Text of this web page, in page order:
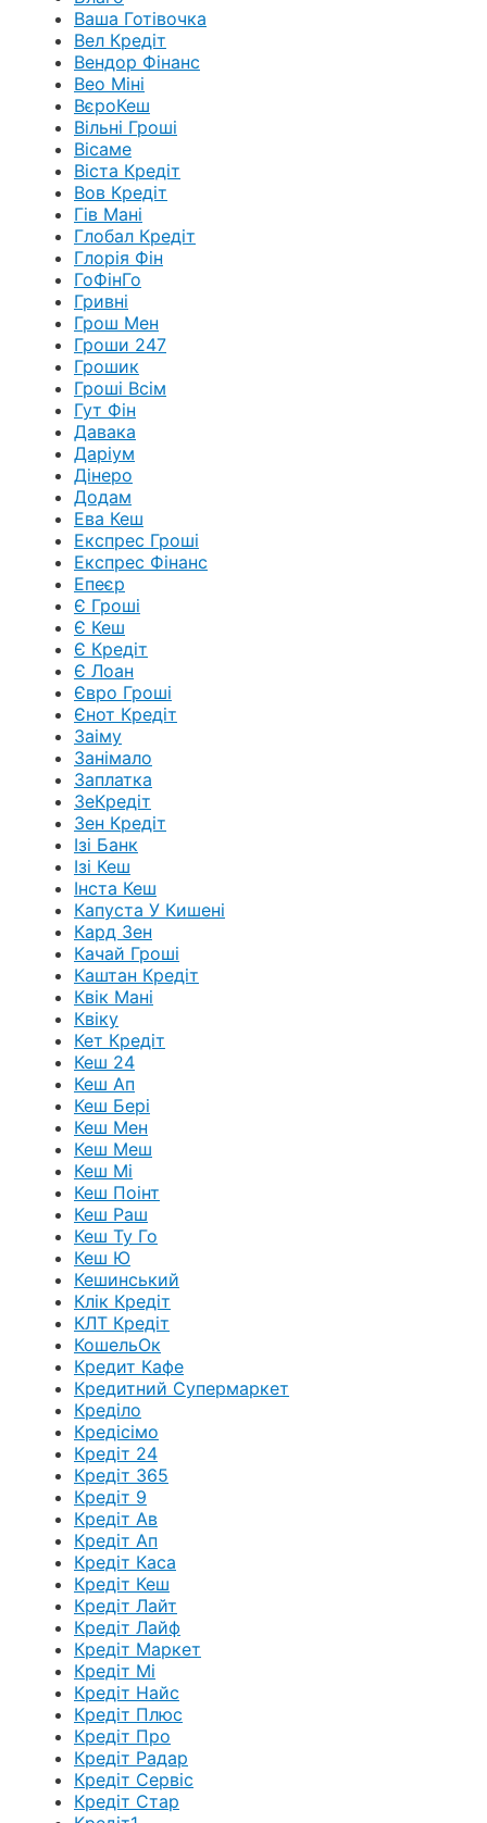
Ваша Готівочка
Вел Кредіт
Вендор Фінанс
Вео Міні
ВєроКеш
Вільні Гроші
Вісаме
Віста Кредіт
Вов Кредіт
Гів Мані
Глобал Кредіт
Глорія Фін
ГоФінГо
Гривні
Грош Мен
Гроши 247
Грошик
Гроші Всім
Гут Фін
Давака
Даріум
Дінеро
Додам
Ева Кеш
Експрес Гроші
Експрес Фінанс
Епеєр
Є Гроші
Є Кеш
Є Кредіт
Є Лоан
Євро Гроші
Єнот Кредіт
Заіму
Занімало
Заплатка
ЗеКредіт
Зен Кредіт
Ізі Банк
Ізі Кеш
Інста Кеш
Капуста У Кишені
Кард Зен
Качай Гроші
Каштан Кредіт
Квік Мані
Квіку
Кет Кредіт
Кеш 24
Кеш Ап
Кеш Бері
Кеш Мен
Кеш Меш
Кеш Мі
Кеш Поінт
Кеш Раш
Кеш Ту Го
Кеш Ю
Кешинський
Клік Кредіт
КЛТ Кредіт
КошельОк
Кредит Кафе
Кредитний Супермаркет
Креділо
Кредісімо
Кредіт 24
Кредіт 365
Кредіт 9
Кредіт Ав
Кредіт Ап
Кредіт Каса
Кредіт Кеш
Кредіт Лайт
Кредіт Лайф
Кредіт Маркет
Кредіт Мі
Кредіт Найс
Кредіт Плюс
Кредіт Про
Кредіт Радар
Кредіт Сервіс
Кредіт Стар